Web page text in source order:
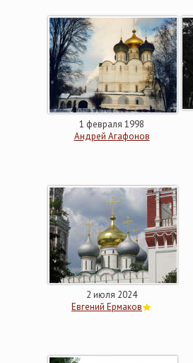
1 февраля 1998
Андрей Агафонов
2 июля 2024
Евгений Ермаков